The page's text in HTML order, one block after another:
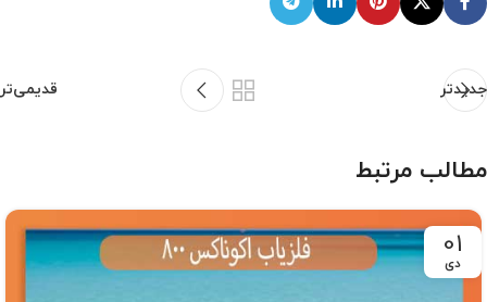
جدیدتر قدیمی‌تر
مطالب مرتبط
01
دی